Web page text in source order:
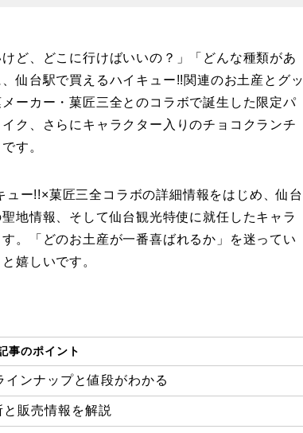
ど、どこに行けばいいの？」「どんな種類があ
仙台駅で買えるハイキュー!!関連のお土産とグッ
ーカー・菓匠三全とのコラボで誕生した限定パ
ク、さらにキャラクター入りのチョコクランチ
す。
ー!!×菓匠三全コラボの詳細情報をはじめ、仙台
地情報、そして仙台観光特使に就任したキャラ
。「どのお土産が一番喜ばれるか」を迷ってい
嬉しいです。
事のポイント
ンナップと値段がわかる
販売情報を解説